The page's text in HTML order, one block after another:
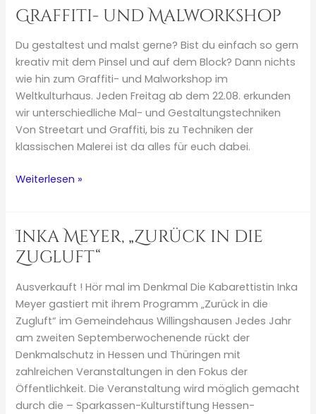
&
Angeln
–
Kreativ-
Workshop
Graffiti- und Malworkshop
Du gestaltest und malst gerne? Bist du einfach so gern
kreativ mit dem Pinsel und auf dem Block? Dann nichts
wie hin zum Graffiti- und Malworkshop im
Weltkulturhaus. Jeden Freitag ab dem 22.08. erkunden
wir unterschiedliche Mal- und Gestaltungstechniken
Von Streetart und Graffiti, bis zu Techniken der
klassischen Malerei ist da alles für euch dabei.
Graffiti-
Weiterlesen »
Inka Meyer, „Zurück in die
Zugluft“
Ausverkauft ! Hör mal im Denkmal Die Kabarettistin Inka
Meyer gastiert mit ihrem Programm „Zurück in die
Zugluft“ im Gemeindehaus Willingshausen Jedes Jahr
am zweiten Septemberwochenende rückt der
Denkmalschutz in Hessen und Thüringen mit
zahlreichen Veranstaltungen in den Fokus der
Öffentlichkeit. Die Veranstaltung wird möglich gemacht
durch die – Sparkassen-Kulturstiftung Hessen-